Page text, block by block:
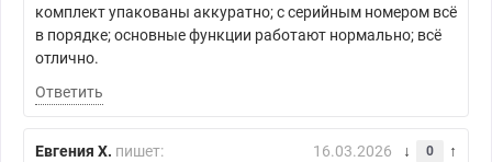
комплект упакованы аккуратно; с серийным номером всё
в порядке; основные функции работают нормально; всё
отлично.
Ответить
Евгения Х. пишет: 16.03.2026 0